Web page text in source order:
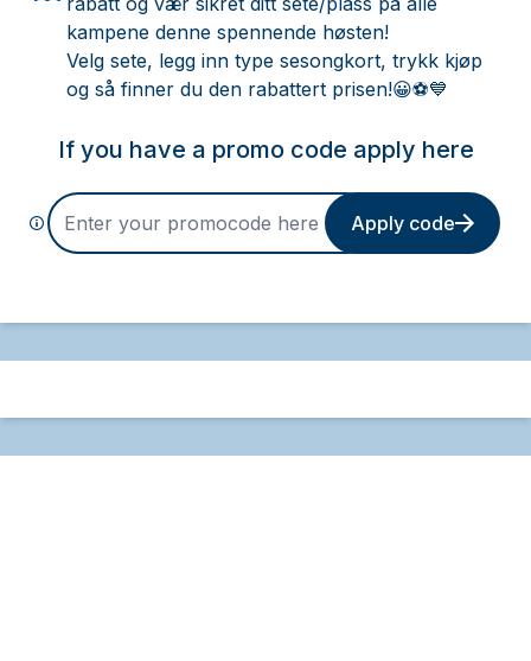
kampene denne spennende høsten!
Velg sete, legg inn type sesongkort, trykk kjøp
og så finner du den rabattert prisen!😀⚽️💙
If you have a promo code apply here
Apply code